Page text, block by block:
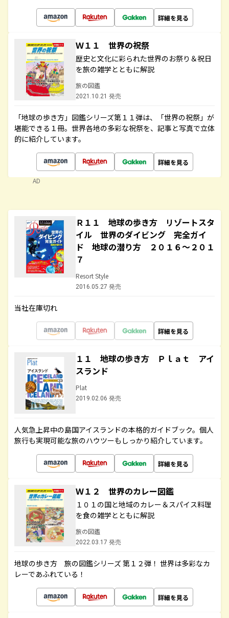
詳細を見る
Ｗ１１ 世界の祝祭
歴史と文化に彩られた世界のお祭り＆祝日
を旅の雑学とともに解説
旅の図鑑
2021.10.21 発売
「地球の歩き方」図鑑シリーズ第１１弾は、「世界の祝祭」が
堪能できる１冊。世界各地の多彩な祝祭を、記事と写真で立体
的に紹介しています。
詳細を見る
AD
Ｒ１１ 地球の歩き方 リゾートスタ
イル 世界のダイビング 完全ガイ
ド 地球の潜り方 ２０１６～２０１
７
Resort Style
2016.05.27 発売
当社在庫切れ
詳細を見る
１１ 地球の歩き方 Ｐｌａｔ アイ
スランド
Plat
2019.02.06 発売
人気急上昇中の島国アイスランドの本格的ガイドブック。個人
旅行も実現可能な旅のハウツーもしっかり紹介しています。
詳細を見る
Ｗ１２ 世界のカレー図鑑
１０１の国と地域のカレー＆スパイス料理
を食の雑学とともに解説
旅の図鑑
2022.03.17 発売
地球の歩き方 旅の図鑑シリーズ 第１２弾！ 世界は多彩なカ
レーであふれている！
詳細を見る